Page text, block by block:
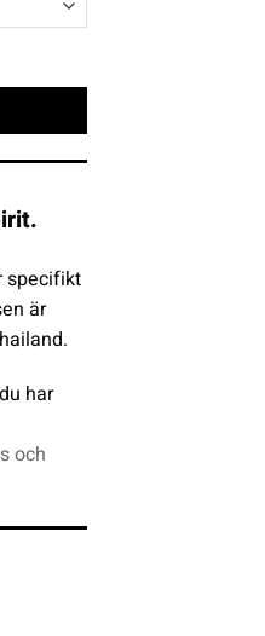
specifikt
är
har
och